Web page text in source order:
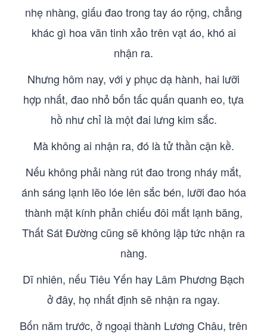
nhẹ nhàng, giấu đao trong tay áo rộng, chẳng
khác gì hoa văn tinh xảo trên vạt áo, khó ai
nhận ra.
Nhưng hôm nay, với y phục dạ hành, hai lưỡi
hợp nhất, đao nhỏ bốn tấc quấn quanh eo, tựa
hồ như chỉ là một đai lưng kim sắc.
Mà không ai nhận ra, đó là tử thần cận kề.
Nếu không phải nàng rút đao trong nháy mắt,
ánh sáng lạnh lẽo lóe lên sắc bén, lưỡi đao hóa
thành mặt kính phản chiếu đôi mắt lạnh băng,
Thất Sát Đường cũng sẽ không lập tức nhận ra
nàng.
Dĩ nhiên, nếu Tiêu Yến hay Lâm Phương Bạch
ở đây, họ nhất định sẽ nhận ra ngay.
Bốn năm trước, ở ngoại thành Lương Châu, trên